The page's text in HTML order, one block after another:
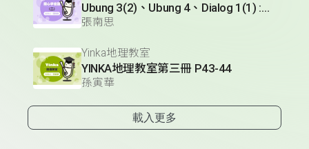
Ubung 3(2)、Ubung 4、Dialog 1(1) :Glossar
張南思
Yinka地理教室
YINKA地理教室第三冊 P43-44
孫寅華
載入更多